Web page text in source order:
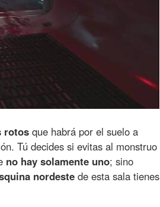
rotos que habrá por el suelo a
Tú decides si evitas al monstruo
no hay solamente uno; sino
nordeste de esta sala tienes